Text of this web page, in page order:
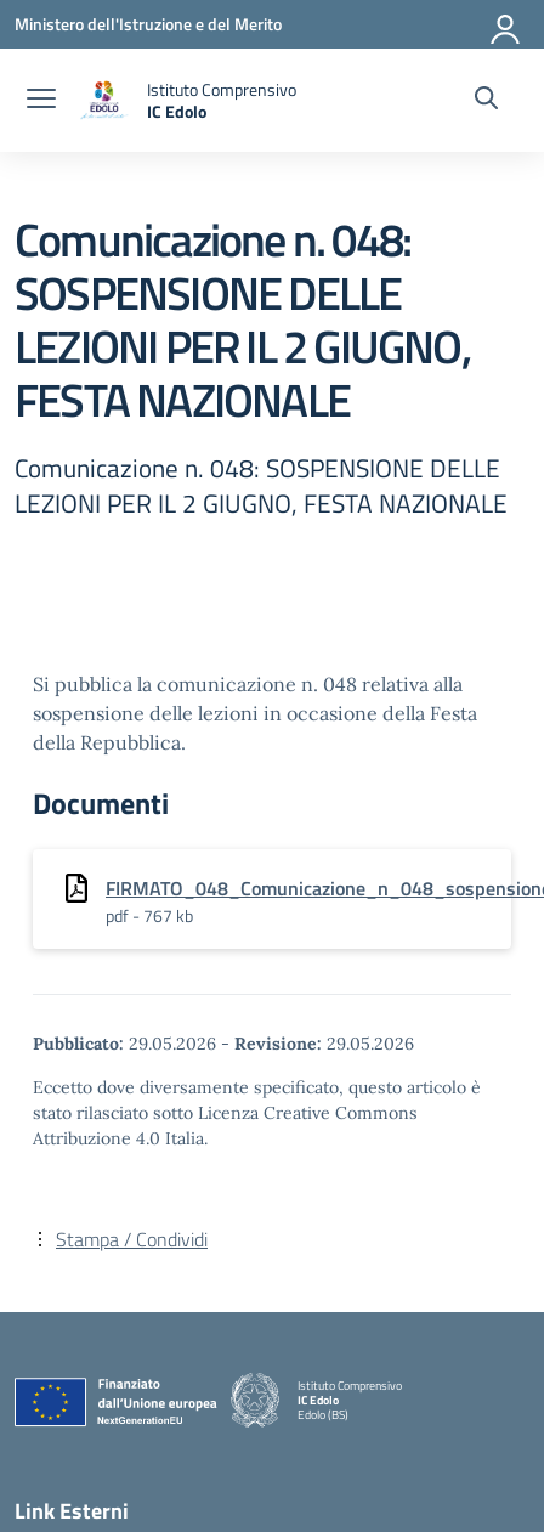
Vai ai contenuti
Vai al menu di navigazione
Vai al footer
Ministero dell'Istruzione e del Merito
Istituto Comprensivo
IC Edolo
Comunicazione n. 048:
SOSPENSIONE DELLE
LEZIONI PER IL 2 GIUGNO,
FESTA NAZIONALE
Comunicazione n. 048: SOSPENSIONE DELLE
LEZIONI PER IL 2 GIUGNO, FESTA NAZIONALE
Si pubblica la comunicazione n. 048 relativa alla
sospensione delle lezioni in occasione della Festa
della Repubblica.
Documenti
pdf - 767 kb
Pubblicato: 29.05.2026 - Revisione: 29.05.2026
Eccetto dove diversamente specificato, questo articolo è
stato rilasciato sotto Licenza Creative Commons
Attribuzione 4.0 Italia.
Stampa / Condividi
Istituto Comprensivo
IC Edolo
Edolo (BS)
Link Esterni